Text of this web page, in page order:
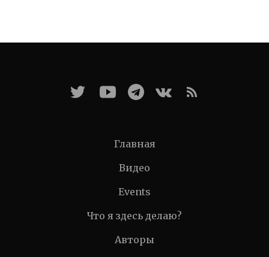
Главная
Видео
Events
Что я здесь делаю?
Авторы